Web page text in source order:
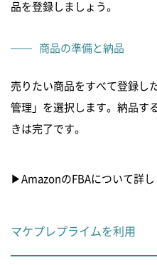
品を登録しましょう。
商品の準備と納品
売りたい商品をすべて登録し
管理」を選択します。納品す
きは完了です。
▶︎AmazonのFBAについて詳し
マケプレプライムを利用